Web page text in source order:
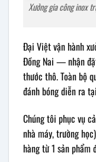
Xưởng gia công inox
Đại Việt vận hành
Đồng Nai — nhận
thước thô. Toàn bộ
đánh bóng diễn ra
Chúng tôi phục vụ
nhà máy, trường
hàng từ 1 sản phẩm